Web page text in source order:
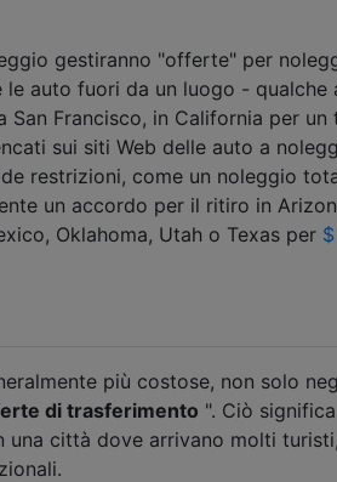
gestiranno "offerte" per
auto fuori da un luogo - qualche
San Francisco, in California per
sui siti Web delle auto a
restrizioni, come un noleggio
un accordo per il ritiro in
Oklahoma, Utah o Texas per
più costose, non solo
di trasferimento ". Ciò
una città dove arrivano molti